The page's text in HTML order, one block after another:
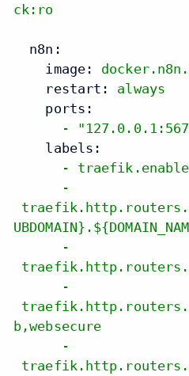
ck:ro
n8n:
image:
restart:
always
ports:
-
labels:
-
-
-
-
b,websecure
-